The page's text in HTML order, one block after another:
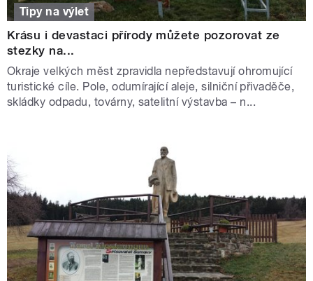
Tipy na výlet
Krásu i devastaci přírody můžete pozorovat ze
stezky na...
Okraje velkých měst zpravidla nepředstavují ohromující
turistické cíle. Pole, odumírající aleje, silniční přivaděče,
skládky odpadu, továrny, satelitní výstavba – n...